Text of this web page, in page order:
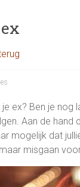
ex? Ben je nog
Aan de
mogelijk dat
misgaan